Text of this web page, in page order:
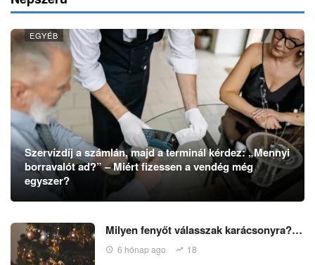
EGYÉB
Szervízdíj a számlán, majd a terminál kérdez: „Mennyi
borravalót ad?” – Miért fizessen a vendég még
egyszer?
Milyen fenyőt válasszak karácsonyra?…
6 hónap ago 18